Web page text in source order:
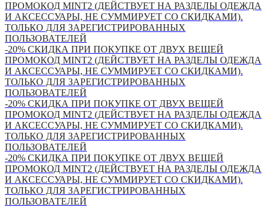
ПРОМОКОД MINT2 (ДЕЙСТВУЕТ НА РАЗДЕЛЫ ОДЕЖДА
И АКСЕССУАРЫ, НЕ СУММИРУЕТ СО СКИДКАМИ).
ТОЛЬКО ДЛЯ ЗАРЕГИСТРИРОВАННЫХ
ПОЛЬЗОВАТЕЛЕЙ
-20% СКИДКА ПРИ ПОКУПКЕ ОТ ДВУХ ВЕЩЕЙ
ПРОМОКОД MINT2 (ДЕЙСТВУЕТ НА РАЗДЕЛЫ ОДЕЖДА
И АКСЕССУАРЫ, НЕ СУММИРУЕТ СО СКИДКАМИ).
ТОЛЬКО ДЛЯ ЗАРЕГИСТРИРОВАННЫХ
ПОЛЬЗОВАТЕЛЕЙ
-20% СКИДКА ПРИ ПОКУПКЕ ОТ ДВУХ ВЕЩЕЙ
ПРОМОКОД MINT2 (ДЕЙСТВУЕТ НА РАЗДЕЛЫ ОДЕЖДА
И АКСЕССУАРЫ, НЕ СУММИРУЕТ СО СКИДКАМИ).
ТОЛЬКО ДЛЯ ЗАРЕГИСТРИРОВАННЫХ
ПОЛЬЗОВАТЕЛЕЙ
-20% СКИДКА ПРИ ПОКУПКЕ ОТ ДВУХ ВЕЩЕЙ
ПРОМОКОД MINT2 (ДЕЙСТВУЕТ НА РАЗДЕЛЫ ОДЕЖДА
И АКСЕССУАРЫ, НЕ СУММИРУЕТ СО СКИДКАМИ).
ТОЛЬКО ДЛЯ ЗАРЕГИСТРИРОВАННЫХ
ПОЛЬЗОВАТЕЛЕЙ